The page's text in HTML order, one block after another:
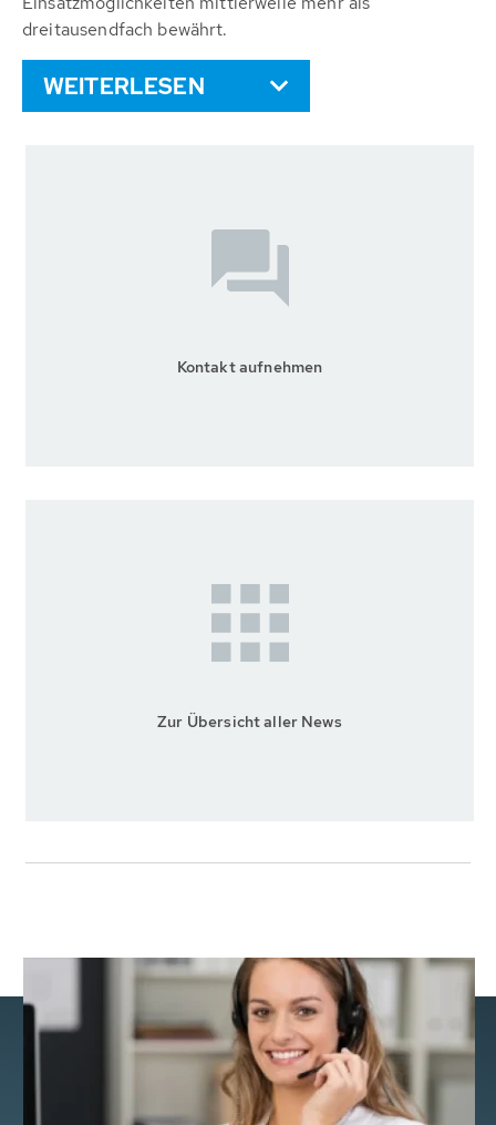
dreitausendfach bewährt.
WEITERLESEN
Kontakt aufnehmen
Zur Übersicht aller News